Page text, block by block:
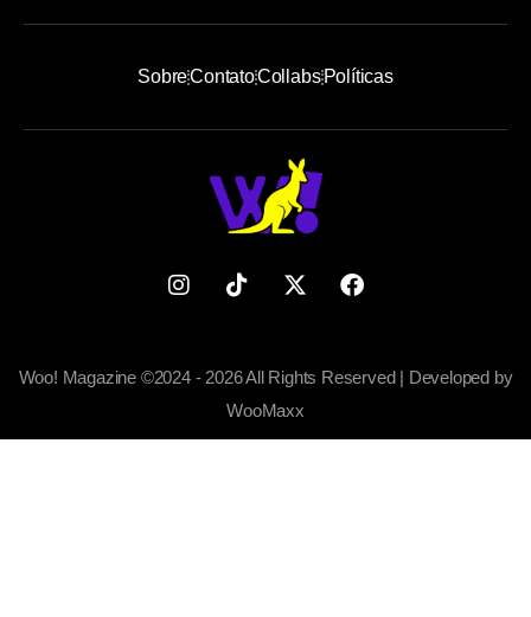
SobreContatoCollabsPolíticas
Woo! Magazine ©2024 - 2026 All Rights Reserved | Developed by
WooMaxx